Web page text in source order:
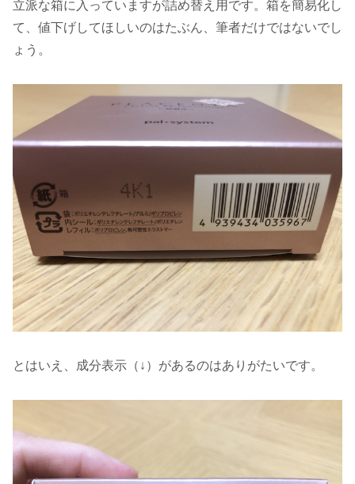
立派な箱に入っていますが詰め替え用です。箱を簡易化し
て、値下げしてほしいのはたぶん、筆者だけではないでし
ょう。
とはいえ、成分表示（↓）があるのはありがたいです。